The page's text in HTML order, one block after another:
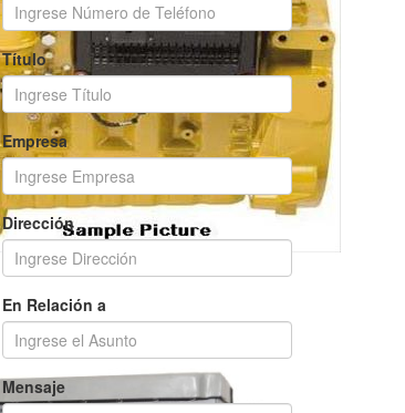
Título
Empresa
Dirección
En Relación a
Mensaje